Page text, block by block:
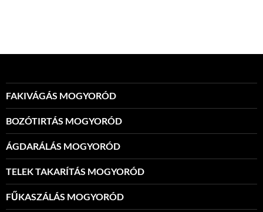
FAKIVÁGÁS MOGYORÓD
BOZÓTIRTÁS MOGYORÓD
ÁGDARÁLÁS MOGYORÓD
TELEK TAKARÍTÁS MOGYORÓD
FŰKASZÁLÁS MOGYORÓD